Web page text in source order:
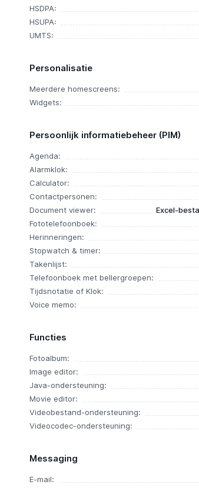
HSDPA:
HSUPA:
UMTS:
Personalisatie
Meerdere homescreens:
Widgets:
Persoonlijk informatiebeheer (PIM)
Agenda:
Alarmklok:
Calculator:
Contactpersonen:
Document viewer:
Excel-
Fototelefoonboek:
Herinneringen:
Stopwatch & timer:
Takenlijst:
Telefoonboek met bellergroepen:
Tijdsnotatie of Klok:
Voice memo:
Functies
Fotoalbum:
Image editor:
Java-ondersteuning:
Movie editor:
Videobestand-ondersteuning:
Videocodec-ondersteuning:
Messaging
E-mail: